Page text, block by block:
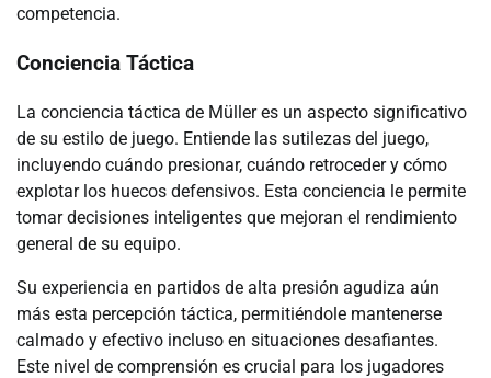
competencia.
Conciencia Táctica
La conciencia táctica de Müller es un aspecto significativo
de su estilo de juego. Entiende las sutilezas del juego,
incluyendo cuándo presionar, cuándo retroceder y cómo
explotar los huecos defensivos. Esta conciencia le permite
tomar decisiones inteligentes que mejoran el rendimiento
general de su equipo.
Su experiencia en partidos de alta presión agudiza aún
más esta percepción táctica, permitiéndole mantenerse
calmado y efectivo incluso en situaciones desafiantes.
Este nivel de comprensión es crucial para los jugadores